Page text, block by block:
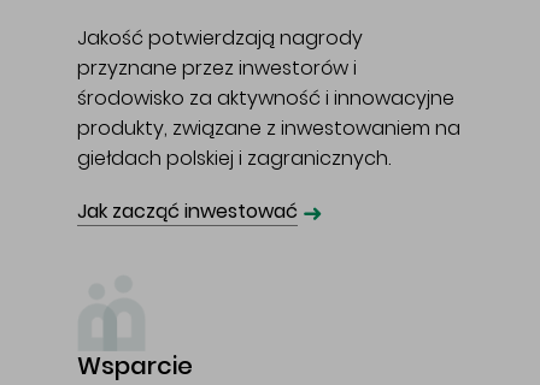
Jakość potwierdzają nagrody
przyznane przez inwestorów i
środowisko za aktywność i innowacyjne
produkty, związane z inwestowaniem na
giełdach polskiej i zagranicznych.
Jak zacząć inwestować ➜
Wsparcie